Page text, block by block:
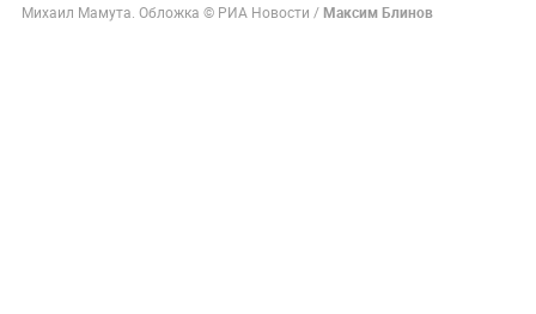
Михаил Мамута. Обложка © РИА Новости /Максим Блинов